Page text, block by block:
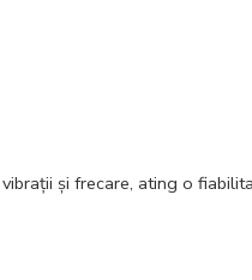
şi frecare, ating o